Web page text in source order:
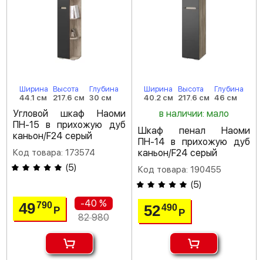
Ширина
44.1 см
Высота
217.6 см
Глубина
30 см
Угловой шкаф Наоми
ПН-15 в прихожую дуб
каньон/F24 серый
Код товара: 173574
(5)
49790Р
-40 %
82 980
Ширина
40.2 см
Высота
217.6 см
Глубина
46 см
в наличии: мало
Шкаф пенал Наоми
ПН-14 в прихожую дуб
каньон/F24 серый
Код товара: 190455
(5)
52490 Р